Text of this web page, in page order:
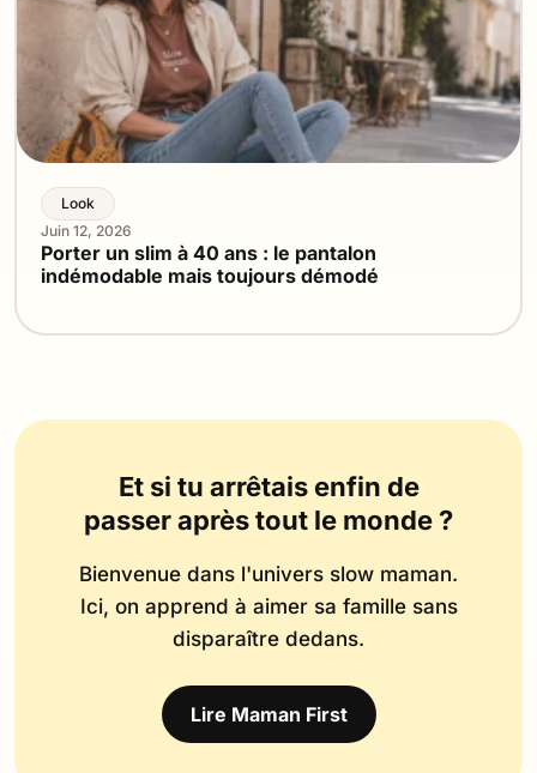
Look
Juin 12, 2026
Porter un slim à 40 ans : le pantalon
indémodable mais toujours démodé
Et si tu arrêtais enfin de
passer après tout le monde ?
Bienvenue dans l'univers slow maman.
Ici, on apprend à aimer sa famille sans
disparaître dedans.
Lire Maman First